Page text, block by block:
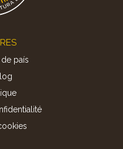
país